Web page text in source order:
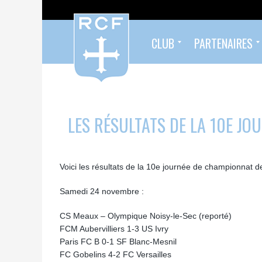
CLUB PARTENAIRES
LES RÉSULTATS DE LA 10E
Voici les résultats de la 10e journée de championnat
Samedi 24 novembre :
CS Meaux – Olympique Noisy-le-Sec (reporté)
FCM Aubervilliers 1-3 US Ivry
Paris FC B 0-1 SF Blanc-Mesnil
FC Gobelins 4-2 FC Versailles